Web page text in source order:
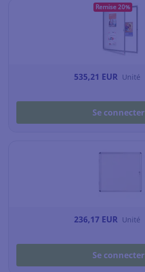
Remise 20%
535,21 EUR Unité
Se connecter
236,17 EUR Unité
Se connecter